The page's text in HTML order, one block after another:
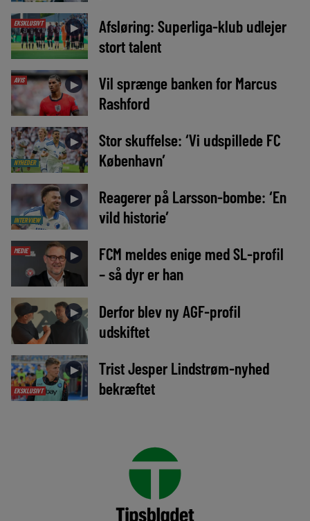
EKSKLUSIVT ►
Afsløring: Superliga-klub udlejer
stort talent
AVIS ►
Vil sprænge banken for Marcus
Rashford
NYHEDER
►
Stor skuffelse: ‘Vi udspillede FC
København’
INTERVIEW
►
Reagerer på Larsson-bombe: ‘En
vild historie’
MEDIE ►
FCM meldes enige med SL-profil
– så dyr er han
►
Derfor blev ny AGF-profil
udskiftet
EKSKLUSIVT
►
Trist Jesper Lindstrøm-nyhed
bekræftet